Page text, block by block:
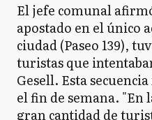
El jefe comunal
apostado en el único
ciudad (Paseo 139),
turistas que
Gesell. Esta
el fin de semana. "En
gran cantidad de